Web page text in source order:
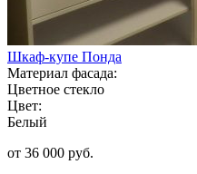
Шкаф-купе Понда
Материал фасада:
Цветное стекло
Цвет:
Белый
от 36 000 руб.